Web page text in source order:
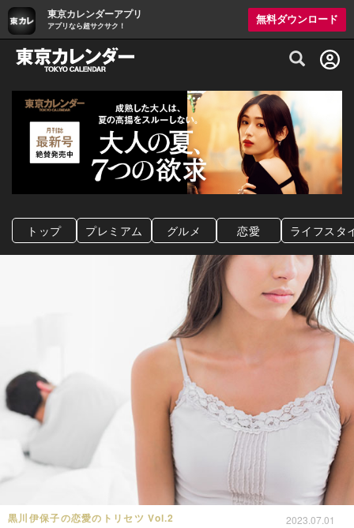
東京カレンダーアプリ
アプリなら超サクサク！
無料ダウンロード
グルメ情報・プレミアムレストラン予約
トップ プレミアム グルメ 恋愛 ライフスタ
黒川伊保子の恋愛のトリセツ Vol.2 2023.07.01